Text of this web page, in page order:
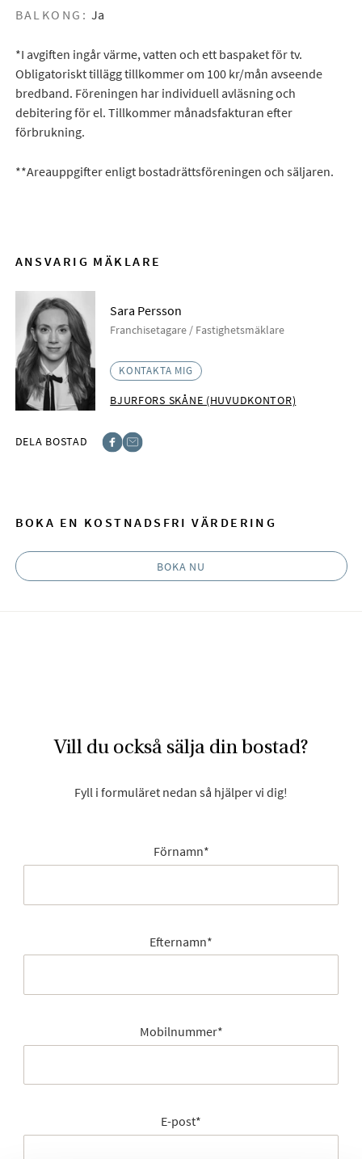
BALKONG: Ja
*I avgiften ingår värme, vatten och ett baspaket för tv.
Obligatoriskt tillägg tillkommer om 100 kr/mån avseende
bredband. Föreningen har individuell avläsning och
debitering för el. Tillkommer månadsfakturan efter
förbrukning.
**Areauppgifter enligt bostadrättsföreningen och säljaren.
ANSVARIG MÄKLARE
Sara Persson
Franchisetagare / Fastighetsmäklare
KONTAKTA MIG
BJURFORS SKÅNE (HUVUDKONTOR)
DELA BOSTAD
BOKA EN KOSTNADSFRI VÄRDERING
BOKA NU
Vill du också sälja din bostad?
Fyll i formuläret nedan så hjälper vi dig!
Förnamn*
Efternamn*
Mobilnummer*
E-post*